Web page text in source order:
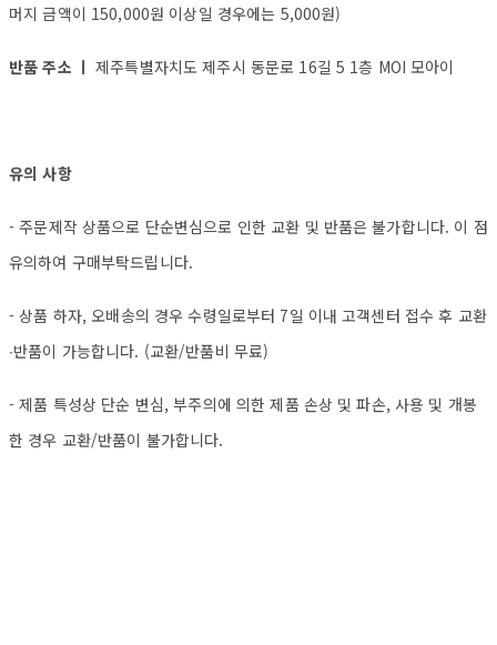
머지 금액이 150,000원 이상일 경우에는 5,000원)
반품 주소 ㅣ제주특별자치도 제주시 동문로 16길 5 1층 MOI 모아이
유의 사항
- 주문제작 상품으로 단순변심으로 인한 교환 및 반품은 불가합니다. 이 점
유의하여 구매부탁드립니다.
- 상품 하자, 오배송의 경우 수령일로부터 7일 이내 고객센터 접수 후 교환
∙반품이 가능합니다. (교환/반품비 무료)
- 제품 특성상 단순 변심, 부주의에 의한 제품 손상 및 파손, 사용 및 개봉
한 경우 교환/반품이 불가합니다.